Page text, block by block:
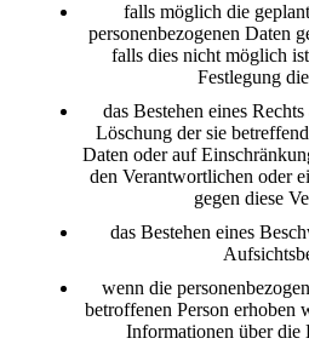
falls möglich die
personenbezogenen Daten
falls dies nicht möglich
Festlegung
das Bestehen eines
Löschung der sie
Daten oder auf
den Verantwortlichen oder
gegen diese
das Bestehen eines
wenn die
betroffenen Person erhoben
Informationen über die